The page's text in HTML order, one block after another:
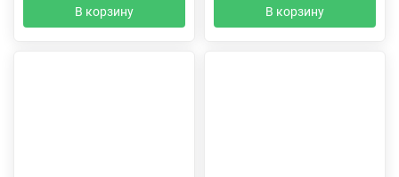
В корзину В корзину